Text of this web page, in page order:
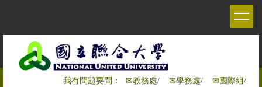
我有問題要問： ✉教務處/ ✉學務處/ ✉國際組 /